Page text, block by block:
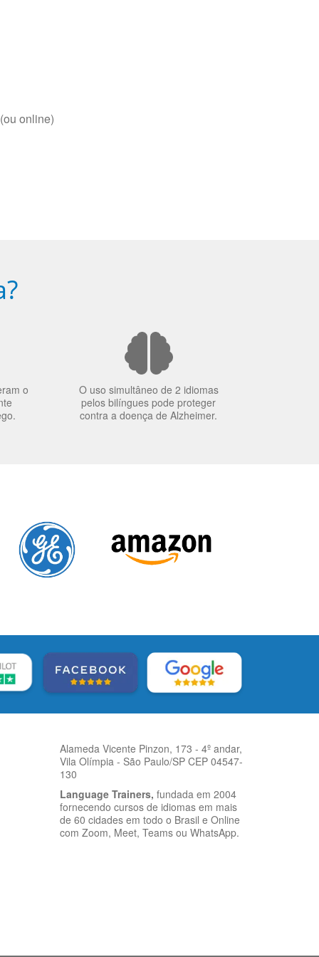
online)
o
O uso simultâneo de 2 idiomas
pelos bilíngues pode proteger
contra a doença de Alzheimer.
Alameda Vicente Pinzon, 173 - 4º andar,
Vila Olímpia - São Paulo/SP CEP 04547-
130
Language Trainers, fundada em 2004
fornecendo cursos de idiomas em mais
de 60 cidades em todo o Brasil e Online
com Zoom, Meet, Teams ou WhatsApp.